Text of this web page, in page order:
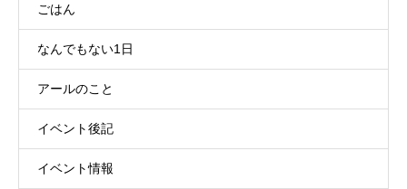
ごはん
なんでもない1日
アールのこと
イベント後記
イベント情報